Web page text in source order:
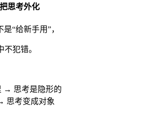
思考外化
“给新手用”，
犯错。
→ 思考是隐形的
思考变成对象